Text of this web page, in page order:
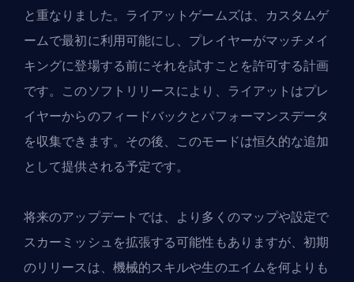
と重なりました。ライアットゲームズは、カスタムゲ
ームで最初に利用可能にし、プレイヤーがマッチメイ
キングに登場する前にそれを試すことを許可する計画
です。このソフトリリースにより、ライアットはプレ
イヤーからのフィードバックとパフォーマンスデータ
を収集できます。その後、このモードは恒久的な追加
として提供される予定です。
将来のアップデートでは、より多くのマップや設定で
スカーミッシュを拡張する可能性もありますが、初期
のリリースは、機械的スキルや生のエイムを何よりも